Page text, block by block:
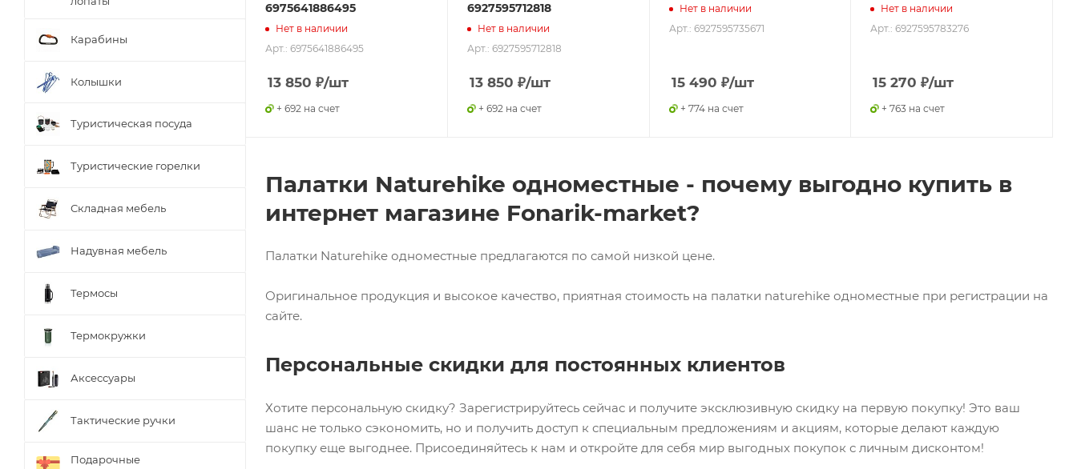
6975641886495
Нет в наличии
Арт.: 6975641886495
13 850 ₽/шт
+ 692 на счет
6927595712818
Нет в наличии
Арт.: 6927595712818
13 850 ₽/шт
+ 692 на счет
Нет в наличии
Арт.: 6927595735671
15 490 ₽/шт
+ 774 на счет
Нет в наличии
Арт.: 6927595783276
15 270 ₽/шт
+ 763 на счет
Палатки Naturehike одноместные - почему выгодно купить в
интернет магазине Fonarik-market?
Палатки Naturehike одноместные предлагаются по самой низкой цене.
Оригинальное продукция и высокое качество, приятная стоимость на палатки naturehike одноместные при регистрации на
сайте.
Персональные скидки для постоянных клиентов
Хотите персональную скидку? Зарегистрируйтесь сейчас и получите эксклюзивную скидку на первую покупку! Это ваш
шанс не только сэкономить, но и получить доступ к специальным предложениям и акциям, которые делают каждую
покупку еще выгоднее. Присоединяйтесь к нам и откройте для себя мир выгодных покупок с личным дисконтом!
Карабины
Колышки
Туристическая посуда
Туристические горелки
Складная мебель
Надувная мебель
Термосы
Термокружки
Аксессуары
Тактические ручки
Подарочные